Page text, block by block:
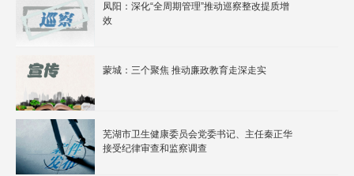
凤阳：深化“全周期管理”推动巡察整改提质增
效
蒙城：三个聚焦 推动廉政教育走深走实
芜湖市卫生健康委员会党委书记、主任秦正华
接受纪律审查和监察调查